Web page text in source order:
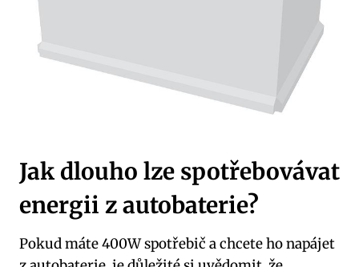
Jak dlouho lze spotřebovávat
energii z autobaterie?
Pokud máte 400W spotřebič a chcete ho napájet